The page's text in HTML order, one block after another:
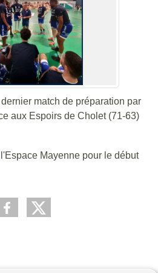
match de préparation par
aux Espoirs de Cholet (71-63)
Mayenne pour le début